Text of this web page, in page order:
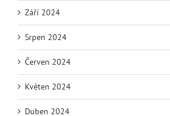
Září 2024
Srpen 2024
Červen 2024
Květen 2024
Duben 2024